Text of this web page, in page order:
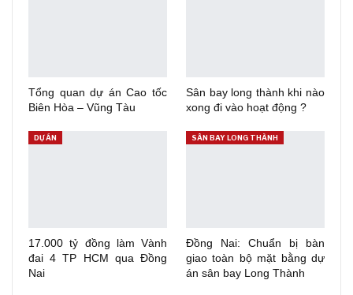
Tổng quan dự án Cao tốc
Biên Hòa – Vũng Tàu
Sân bay long thành khi nào
xong đi vào hoạt động ?
DỰ ÁN
17.000 tỷ đồng làm Vành
đai 4 TP HCM qua Đồng
Nai
SÂN BAY LONG THÀNH
Đồng Nai: Chuẩn bị bàn
giao toàn bộ mặt bằng dự
án sân bay Long Thành